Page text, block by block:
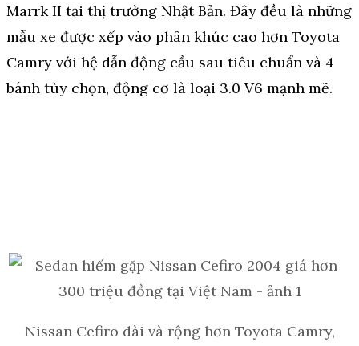
Marrk II tại thị trường Nhật Bản. Đây đều là những
mẫu xe được xếp vào phân khúc cao hơn Toyota
Camry với hệ dẫn động cầu sau tiêu chuẩn và 4
bánh tùy chọn, động cơ là loại 3.0 V6 mạnh mẽ.
Nissan Cefiro dài và rộng hơn Toyota Camry,